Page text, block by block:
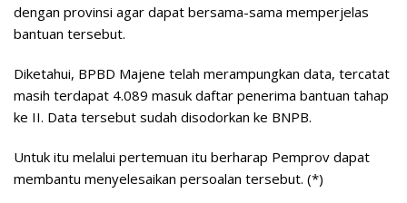
dengan provinsi agar dapat bersama-sama memperjelas
bantuan tersebut.
Diketahui, BPBD Majene telah merampungkan data, tercatat
masih terdapat 4.089 masuk daftar penerima bantuan tahap
ke II. Data tersebut sudah disodorkan ke BNPB.
Untuk itu melalui pertemuan itu berharap Pemprov dapat
membantu menyelesaikan persoalan tersebut. (*)